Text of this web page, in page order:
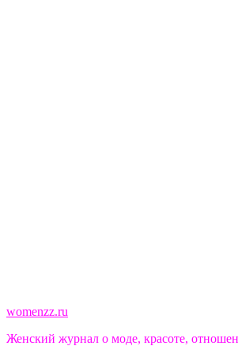
womenzz.ru
Женский журнал о моде, красоте,